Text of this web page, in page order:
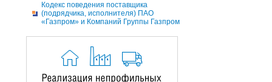
Кодекс поведения поставщика
(подрядчика, исполнителя) ПАО
«Газпром» и Компаний Группы Газпром